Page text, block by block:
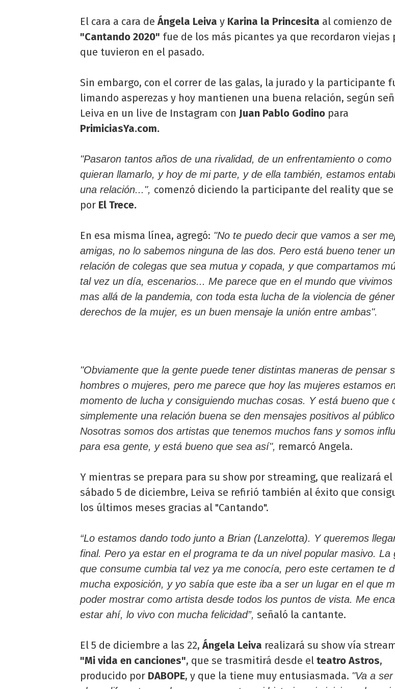
El cara a cara deÁngela Leiva y Karina la Princesita al comienzo de
"Cantando 2020" fue de los más picantes ya que recordaron viejas
que tuvieron en el pasado.
Sin embargo, con el correr de las galas, la jurado y la participante
limando asperezas y hoy mantienen una buena relación, según
Leiva en un live de Instagram con Juan Pablo Godino para
PrimiciasYa.com.
"Pasaron tantos años de una rivalidad, de un enfrentamiento o como
quieran llamarlo, y hoy de mi parte, y de ella también, estamos
una relación...", comenzó diciendo la participante del reality que
por El Trece.
En esa misma línea, agregó: "No te puedo decir que vamos a ser
amigas, no lo sabemos ninguna de las dos. Pero está bueno tener
relación de colegas que sea mutua y copada, y que compartamos
tal vez un día, escenarios... Me parece que en el mundo que vivimos
mas allá de la pandemia, con toda esta lucha de la violencia de
derechos de la mujer, es un buen mensaje la unión entre ambas".
"Obviamente que la gente puede tener distintas maneras de pensar
hombres o mujeres, pero me parece que hoy las mujeres estamos
momento de lucha y consiguiendo muchas cosas. Y está bueno que
simplemente una relación buena se den mensajes positivos al
Nosotras somos dos artistas que tenemos muchos fans y somos
para esa gente, y está bueno que sea así", remarcó Angela.
Y mientras se prepara para su show por streaming, que realizará el
sábado 5 de diciembre, Leiva se refirió también al éxito que
los últimos meses gracias al "Cantando".
“Lo estamos dando todo junto a Brian (Lanzelotta). Y queremos
final. Pero ya estar en el programa te da un nivel popular masivo. La
que consume cumbia tal vez ya me conocía, pero este certamen te
mucha exposición, y yo sabía que este iba a ser un lugar en el que
poder mostrar como artista desde todos los puntos de vista. Me
estar ahí, lo vivo con mucha felicidad”, señaló la cantante.
El 5 de diciembre a las 22, Ángela Leiva realizará su show vía
"Mi vida en canciones", que se trasmitirá desde el teatro Astros,
producido por DABOPE, y que la tiene muy entusiasmada. "Va a